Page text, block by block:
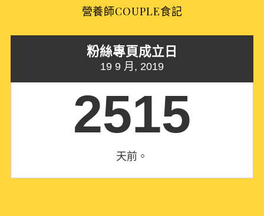
營養師COUPLE食記
粉絲專頁成立日
19 9 月, 2019
2515
天前。